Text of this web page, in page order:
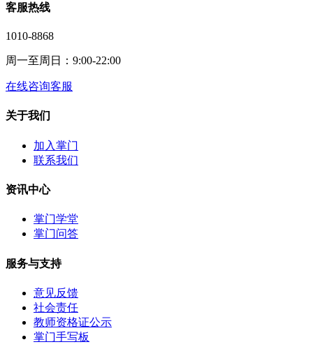
客服热线
1010-8868
周一至周日：9:00-22:00
在线咨询客服
关于我们
加入掌门
联系我们
资讯中心
掌门学堂
掌门问答
服务与支持
意见反馈
社会责任
教师资格证公示
掌门手写板